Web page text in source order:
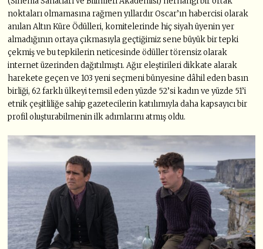
noktaları olmamasına rağmen yıllardır Oscar’ın habercisi olarak
anılan Altın Küre Ödülleri, komitelerinde hiç siyah üyenin yer
almadığının ortaya çıkmasıyla geçtiğimiz sene büyük bir tepki
çekmiş ve bu tepkilerin neticesinde ödüller törensiz olarak
internet üzerinden dağıtılmıştı. Ağır eleştirileri dikkate alarak
harekete geçen ve 103 yeni seçmeni bünyesine dâhil eden basın
birliği, 62 farklı ülkeyi temsil eden yüzde 52’si kadın ve yüzde 51’i
etnik çeşitliliğe sahip gazetecilerin katılımıyla daha kapsayıcı bir
profil oluşturabilmenin ilk adımlarını atmış oldu.